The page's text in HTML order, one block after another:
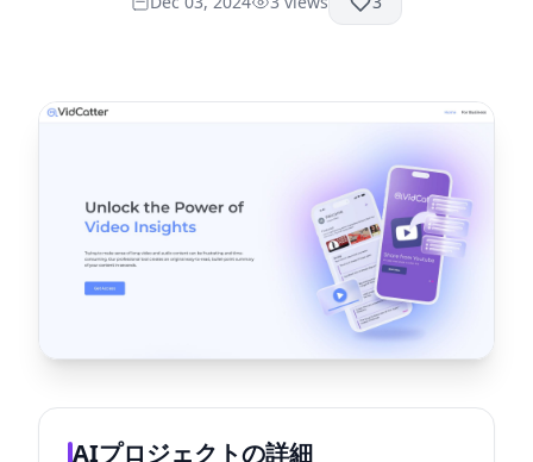
AIプロジェクトの詳細